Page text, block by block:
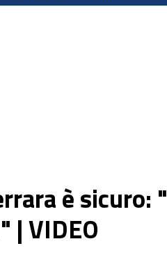
è sicuro:
| VIDEO